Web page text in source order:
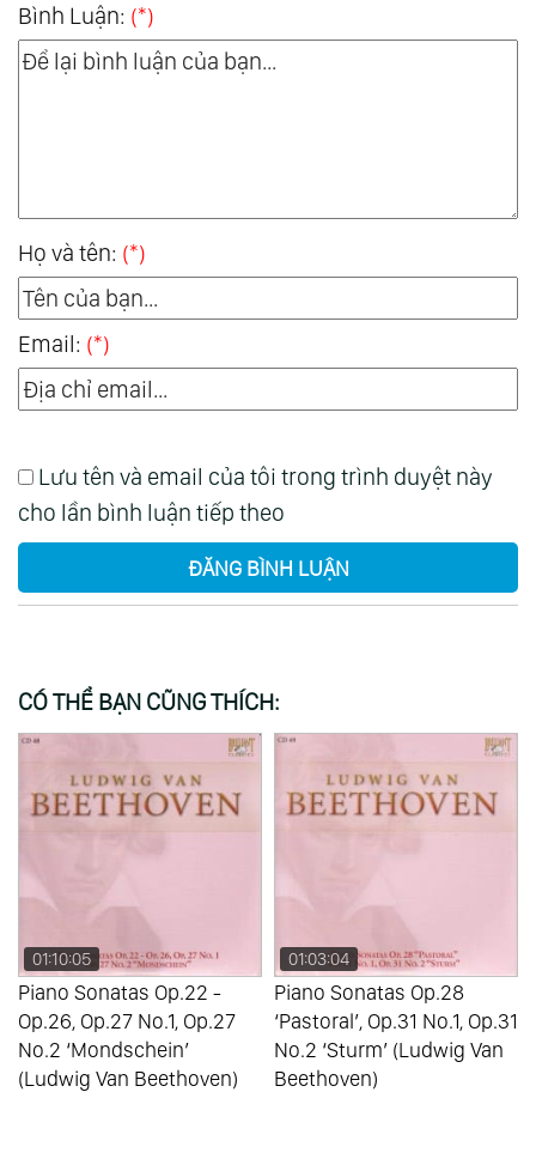
Bình Luận: (*)
Họ và tên: (*)
Email: (*)
Lưu tên và email của tôi trong trình duyệt này
cho lần bình luận tiếp theo
ĐĂNG BÌNH LUẬN
CÓ THỂ BẠN CŨNG THÍCH:
01:10:05
Piano Sonatas Op.22 -
Op.26, Op.27 No.1, Op.27
No.2 ‘Mondschein’
(Ludwig Van Beethoven)
01:03:04
Piano Sonatas Op.28
‘Pastoral’, Op.31 No.1, Op.31
No.2 ‘Sturm’ (Ludwig Van
Beethoven)